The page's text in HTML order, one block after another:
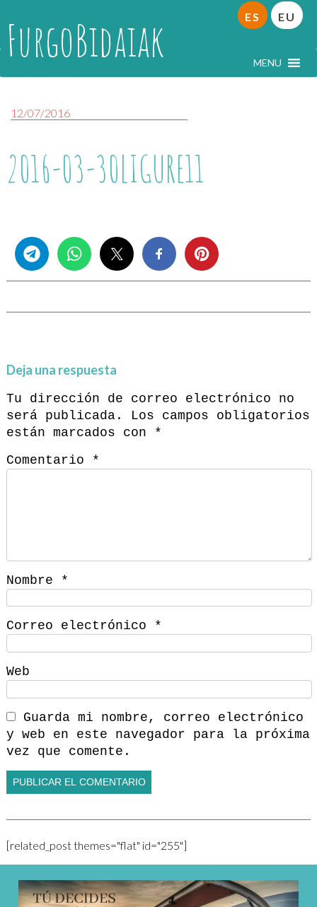
FurgoBidaiak MENU
ES EU
12/07/2016
2016-03-30LIGURE11
Deja una respuesta
Tu dirección de correo electrónico no
será publicada.
Los campos obligatorios
están marcados con
*
Comentario
*
Nombre *
Correo electrónico *
Web
Guarda mi nombre, correo electrónico
y web en este navegador para la próxima
vez que comente.
[related_post themes="flat" id="255"]